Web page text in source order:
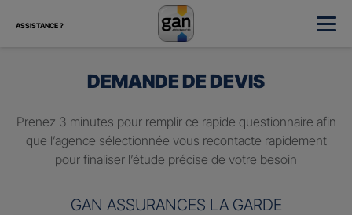
ASSISTANCE ?
DEMANDE DE DEVIS
Prenez 3 minutes pour remplir ce rapide questionnaire afin
que l’agence sélectionnée vous recontacte rapidement
pour finaliser l’étude précise de votre besoin
GAN ASSURANCES LA GARDE